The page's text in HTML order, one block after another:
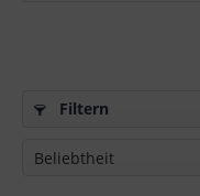
Filtern